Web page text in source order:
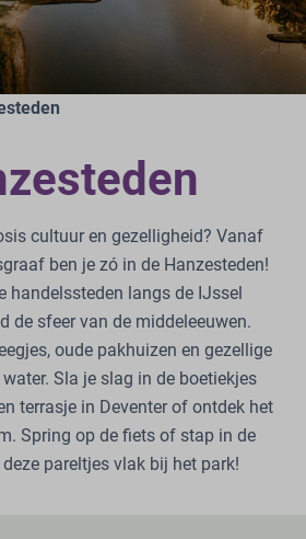
cultuur en gezelligheid? Vanaf
ben je zó in de Hanzesteden!
handelssteden langs de IJssel
de sfeer van de middeleeuwen.
oude pakhuizen en gezellige
Sla je slag in de boetiekjes
terrasje in Deventer of ontdek het
Spring op de fiets of stap in de
pareltjes vlak bij het park!